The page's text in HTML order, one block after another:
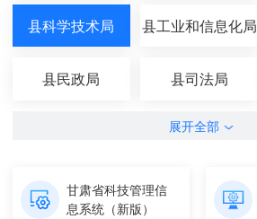
县科学技术局 县工业和信息化局
县民政局 县司法局
展开全部
甘肃省科技管理信
息系统（新版）